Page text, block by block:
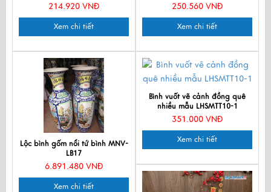
214.920 VNĐ
Xem chi tiết
250.560 VNĐ
Xem chi tiết
Lộc bình gốm nổi tứ bình MNV-
LB17
6.891.480 VNĐ
Xem chi tiết
Bình vuốt vẽ cảnh đồng quê
nhiều mẫu LHSMTT10-1
351.000 VNĐ
Xem chi tiết